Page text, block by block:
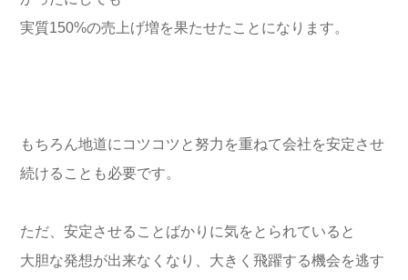
実質150%の売上げ増を果たせたことになります。
もちろん地道にコツコツと努力を重ねて会社を安定させ
続けることも必要です。
ただ、安定させることばかりに気をとられていると
大胆な発想が出来なくなり、大きく飛躍する機会を逃す